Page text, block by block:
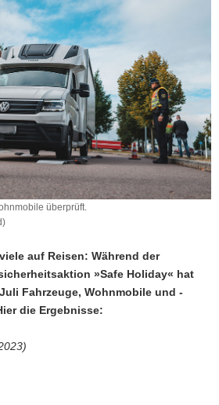
überprüft.
auf Reisen: Während der
»Safe Holiday« hat
Fahrzeuge, Wohnmobile und -
die Ergebnisse: